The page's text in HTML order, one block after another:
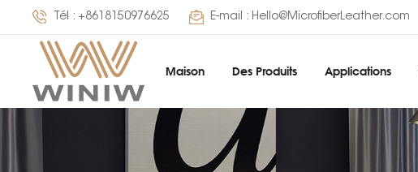
Tél : +8618150976625 E-mail : Hello@MicrofiberLeather.com
Maison Des Produits Applications